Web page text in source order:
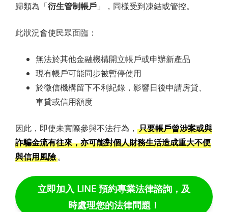
歸類為「衍生管制帳戶 」，同樣受到凍結或管控。
此狀況會使民眾面臨：
無法於其他金融機構開立帳戶或申辦新產品
現有帳戶可能同步被暫停使用
於徵信機構留下不利紀錄，影響日後申請房貸、
車貸或信用額度
因此，即使未實際參與不法行為， 只要帳戶曾涉案或與
詐騙金流有往來，亦可能對個人財務生活造成重大不便
與信用風險。
立即加入 LINE 預約專業法律諮詢，及
時處理您的法律問題！